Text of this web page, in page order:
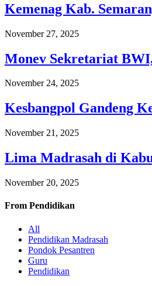
Kemenag Kab.
November 27, 2025
Monev Sekretariat
November 24, 2025
Kesbangpol Gandeng
November 21, 2025
Lima Madrasah di
November 20, 2025
From Pendidikan
All
Pendidikan Madrasah
Pondok Pesantren
Guru
Pendidikan